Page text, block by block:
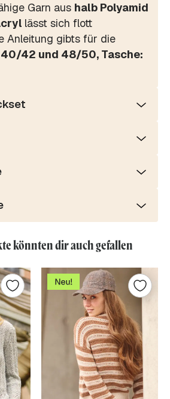
Garn aus halb Polyamid
lässt sich flott
Anleitung gibts für die
42 und 48/50, Tasche:
könnten dir auch gefallen